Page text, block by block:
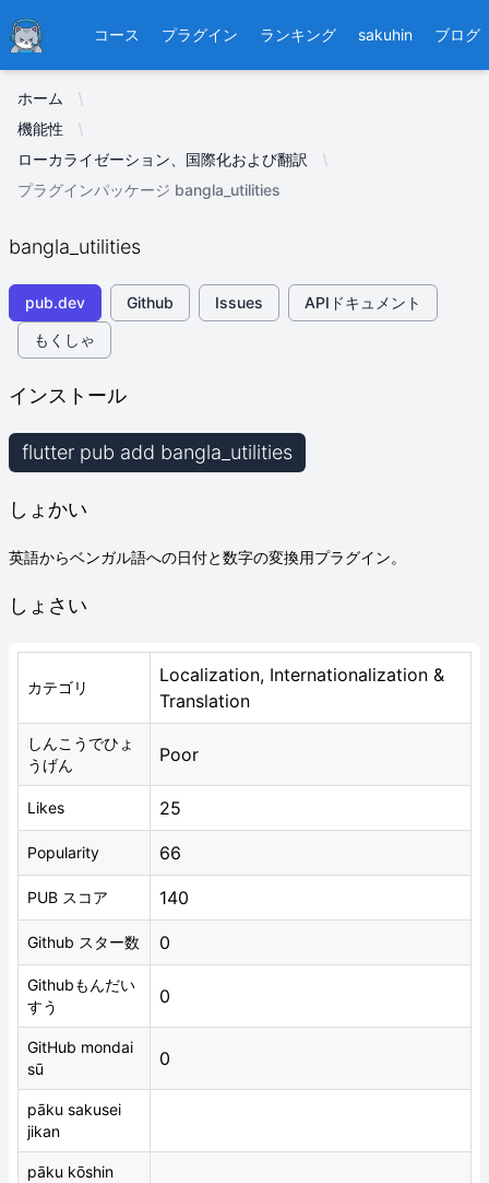
Ducafecat コース プラグイン ランキング sakuhin ブログ
ホーム
機能性
ローカライゼーション、国際化および翻訳
プラグインパッケージ bangla_utilities
bangla_utilities
pub.dev Github Issues
APIドキュメント
もくしゃ
インストール
flutter pub add bangla_utilities
しょかい
英語からベンガル語への日付と数字の変換用プラグイン。
しょさい
カテゴリ
Localization, Internationalization &
Translation
しんこうでひょ
うげん
Poor
Likes 25
Popularity 66
PUB スコア 140
Github スター数 0
Githubもんだい
すう
0
GitHub mondai
sū
0
pāku sakusei
jikan
pāku kōshin